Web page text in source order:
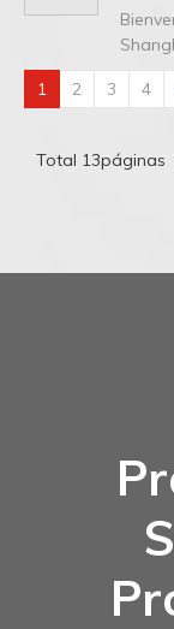
1 2 3 4
Total 13páginas